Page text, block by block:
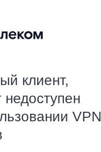
клиент,
VPN